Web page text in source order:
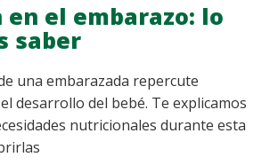
el embarazo: lo
saber
una embarazada repercute
desarrollo del bebé. Te explicamos
nutricionales durante esta